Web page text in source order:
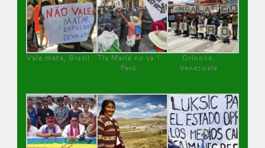
Vale mata, Brasil
Tía María no va !
Perú
Orinoco,
Venezuela